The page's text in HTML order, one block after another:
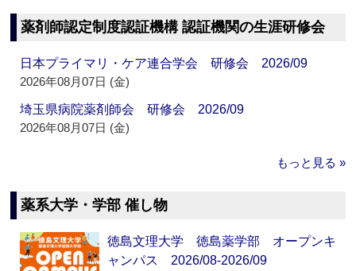
薬剤師認定制度認証機構 認証機関の生涯研修会
日本プライマリ・ケア連合学会 研修会 2026/09
2026年08月07日 (金)
埼玉県病院薬剤師会 研修会 2026/09
2026年08月07日 (金)
もっと見る »
薬系大学・学部 催し物
徳島文理大学 徳島薬学部 オープンキ
ャンパス 2026/08-2026/09